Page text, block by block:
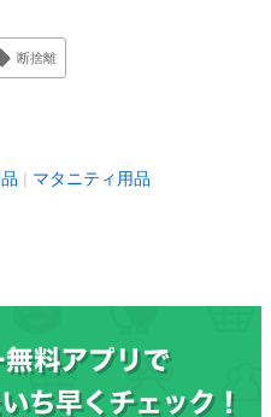
断捨離
マタニティ用品